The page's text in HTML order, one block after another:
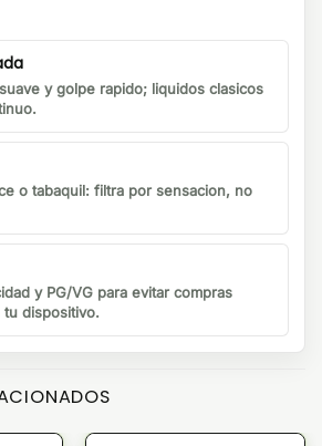
y golpe rapido; liquidos clasicos
o tabaquil: filtra por sensacion, no
y PG/VG para evitar compras
tu dispositivo.